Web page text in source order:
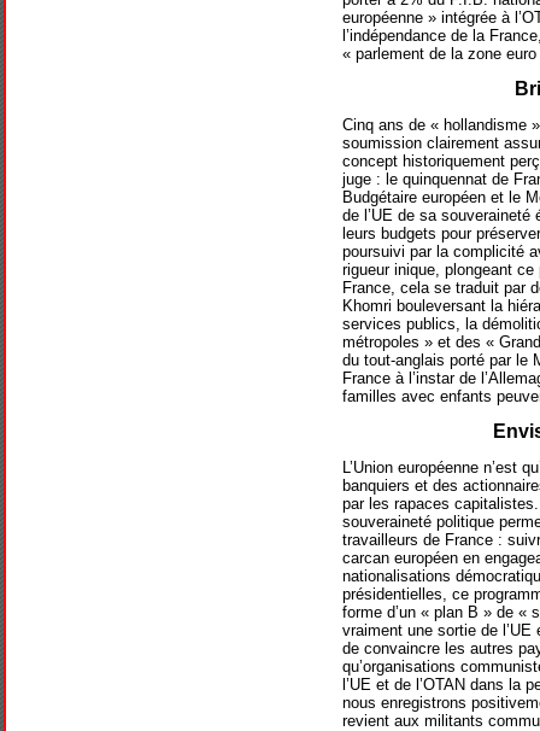
européenne » intégrée à
l’indépendance de la
« parlement de la zone
Cinq ans de « hollandisme
soumission clairement
concept historiquement
juge : le quinquennat de
Budgétaire européen et le
de l’UE de sa souveraineté
leurs budgets pour
poursuivi par la complicité
rigueur inique, plongeant
France, cela se traduit par
Khomri bouleversant la
services publics, la
métropoles » et des «
du tout-anglais porté par le
France à l’instar de
familles avec enfants
L’Union européenne n’est
banquiers et des
par les rapaces
souveraineté politique
travailleurs de France :
carcan européen en
nationalisations
présidentielles, ce
forme d’un « plan B » de «
vraiment une sortie de l’UE
de convaincre les autres
qu’organisations
l’UE et de l’OTAN dans la
nous enregistrons
revient aux militants